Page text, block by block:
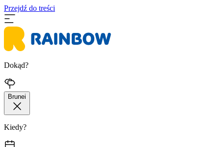
Przejdź do treści
Dokąd?
Brunei
Kiedy?